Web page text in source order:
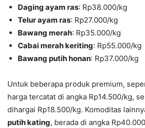
Daging ayam ras: Rp38.000/kg
Telur ayam ras: Rp27.000/kg
Bawang merah: Rp35.000/kg
Cabai merah keriting: Rp55.000/kg
Bawang putih honan: Rp37.000/kg
Untuk beberapa produk premium,
harga tercatat di angka Rp14.500/kg,
dihargai Rp18.500/kg. Komoditas
putih kating, berada di angka